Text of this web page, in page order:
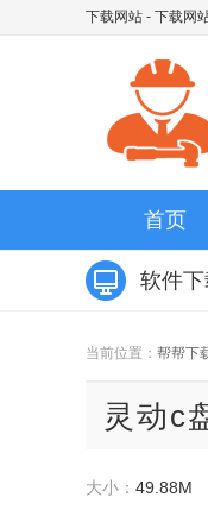
下载网站 - 下载网
首页
软件下
当前位置： 帮帮下
灵动c
大小： 49.88M